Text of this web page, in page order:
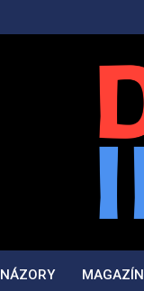
NÁZORY MAGAZÍN